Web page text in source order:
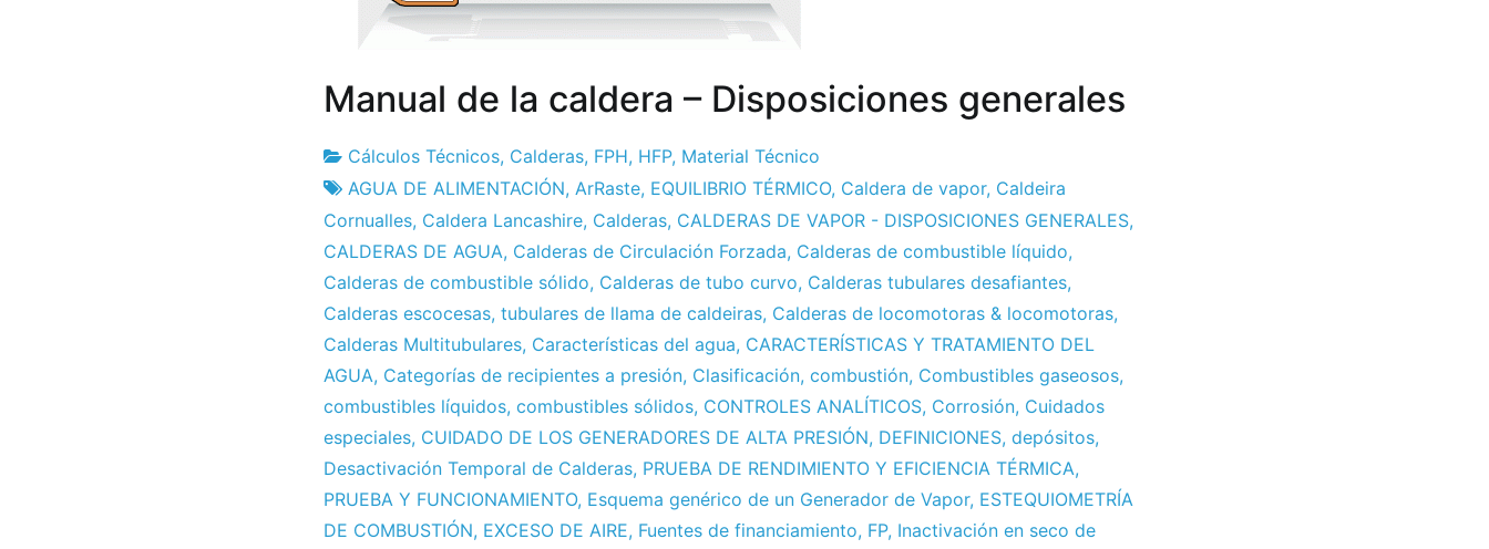
Manual de la caldera – Disposiciones generales
Fábrica
de
proyectos
23
el
abril
el
2010
Cálculos Técnicos, Calderas, FPH, HFP, Material Técnico
AGUA DE ALIMENTACIÓN, ArRaste, EQUILIBRIO TÉRMICO, Caldera de vapor, Caldeira
Cornualles, Caldera Lancashire, Calderas, CALDERAS DE VAPOR - DISPOSICIONES GENERALES,
CALDERAS DE AGUA, Calderas de Circulación Forzada, Calderas de combustible líquido,
Calderas de combustible sólido, Calderas de tubo curvo, Calderas tubulares desafiantes,
Calderas escocesas, tubulares de llama de caldeiras, Calderas de locomotoras & locomotoras,
Calderas Multitubulares, Características del agua, CARACTERÍSTICAS Y TRATAMIENTO DEL
AGUA, Categorías de recipientes a presión, Clasificación, combustión, Combustibles gaseosos,
combustibles líquidos, combustibles sólidos, CONTROLES ANALÍTICOS, Corrosión, Cuidados
especiales, CUIDADO DE LOS GENERADORES DE ALTA PRESIÓN, DEFINICIONES, depósitos,
Desactivación Temporal de Calderas, PRUEBA DE RENDIMIENTO Y EFICIENCIA TÉRMICA,
PRUEBA Y FUNCIONAMIENTO, Esquema genérico de un Generador de Vapor, ESTEQUIOMETRÍA
DE COMBUSTIÓN, EXCESO DE AIRE, Fuentes de financiamiento, FP, Inactivación en seco de